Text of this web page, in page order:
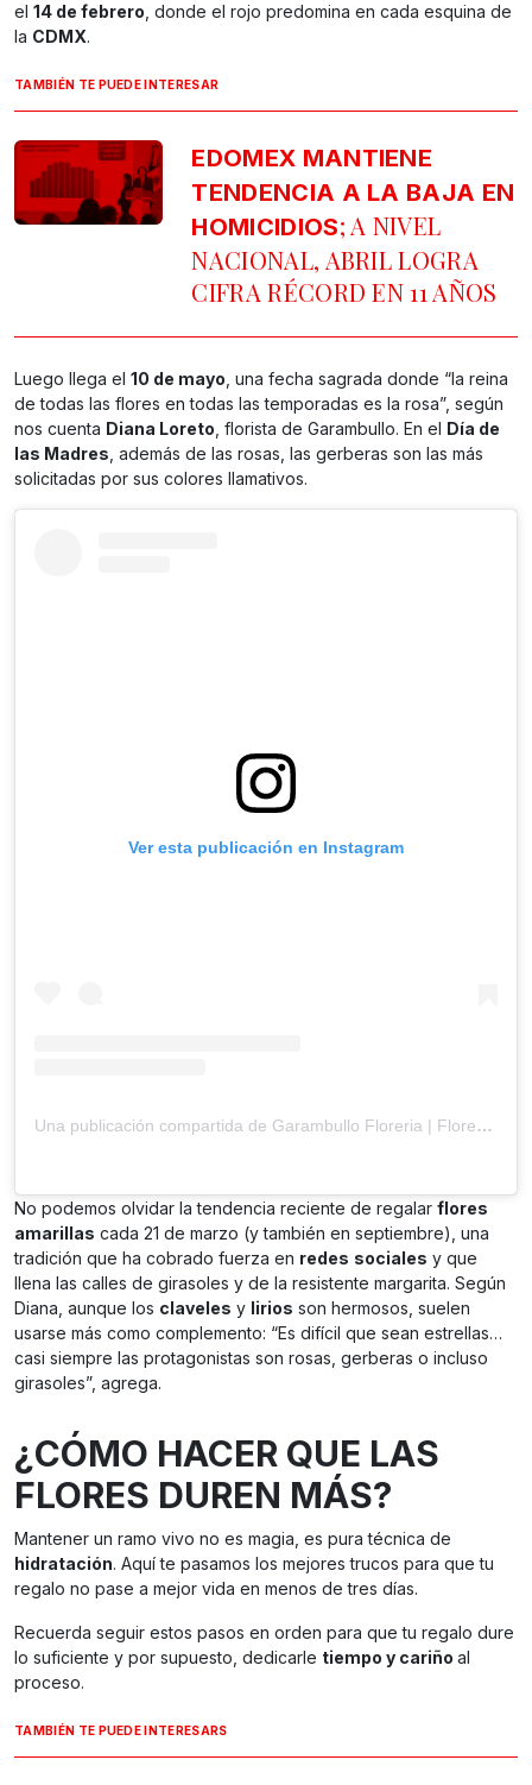
el 14 de febrero, donde el rojo predomina en cada esquina de
la CDMX.
TAMBIÉN TE PUEDE INTERESAR
EDOMEX MANTIENE
TENDENCIA A LA BAJA EN
HOMICIDIOS; A NIVEL
NACIONAL, ABRIL LOGRA
CIFRA RÉCORD EN 11 AÑOS
Luego llega el 10 de mayo, una fecha sagrada donde “la reina
de todas las flores en todas las temporadas es la rosa”, según
nos cuenta Diana Loreto, florista de Garambullo. En el
Día de
las Madres, además de las rosas, las gerberas son las más
solicitadas por sus colores llamativos.
Ver esta publicación en Instagram
Una publicación compartida de Garambullo Floreria | Flores a domicilio | (@garambullofloreria)
No podemos olvidar la tendencia reciente de regalar flores
amarillas cada 21 de marzo (y también en septiembre), una
tradición que ha cobrado fuerza en redes sociales y que
llena las calles de girasoles y de la resistente margarita. Según
Diana, aunque los claveles y lirios son hermosos, suelen
usarse más como complemento: “Es difícil que sean estrellas…
casi siempre las protagonistas son rosas, gerberas o incluso
girasoles”, agrega.
¿CÓMO HACER QUE LAS
FLORES DUREN MÁS?
Mantener un ramo vivo no es magia, es pura técnica de
hidratación. Aquí te pasamos los mejores trucos para que tu
regalo no pase a mejor vida en menos de tres días.
Recuerda seguir estos pasos en orden para que tu regalo dure
lo suficiente y por supuesto, dedicarle tiempo y cariño al
proceso.
TAMBIÉN TE PUEDE INTERESARS